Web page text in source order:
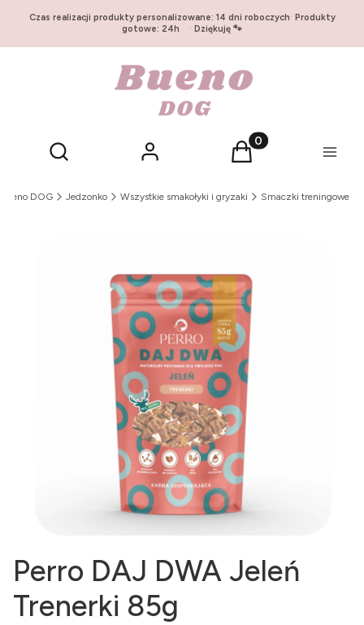
Czas realizacji produkty personalizowane: 14 dni roboczych· Produkty
gotowe: 24h · Dziękuję 🐾
Otwórz wyszukiwarkę
Szukaj Zaloguj się Produkty w
Koszyk Menu
Bueno DOG Jedzonko Wszystkie smakołyki i gryzaki Smaczki treningowe
Perro DAJ DWA Jeleń
Trenerki 85g